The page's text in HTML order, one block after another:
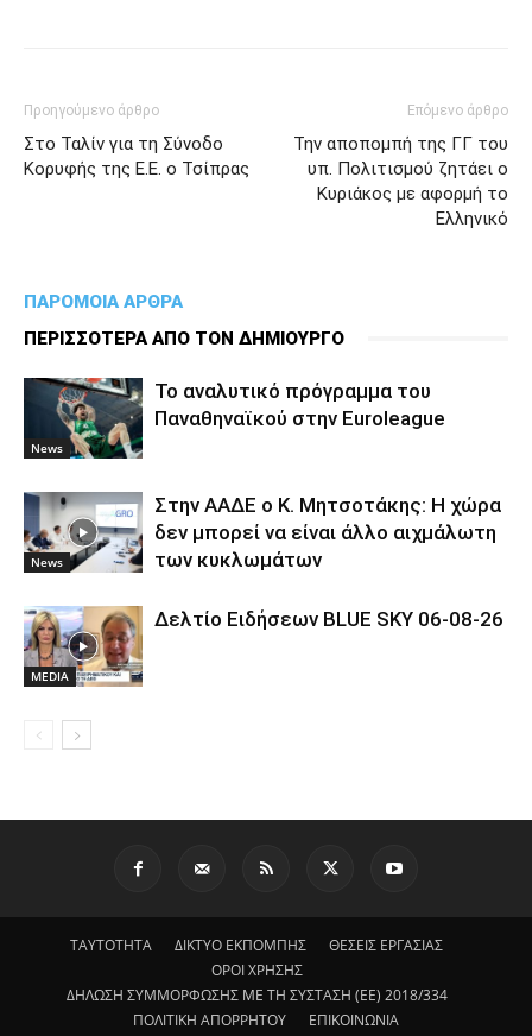
Προηγούμενο άρθρο
Στο Ταλίν για τη Σύνοδο
Κορυφής της Ε.Ε. ο Τσίπρας
Επόμενο άρθρο
Την αποπομπή της ΓΓ του
υπ. Πολιτισμού ζητάει ο
Κυριάκος με αφορμή το
Ελληνικό
ΠΑΡΟΜΟΙΑ ΑΡΘΡΑ
ΠΕΡΙΣΣΟΤΕΡΑ ΑΠΟ ΤΟΝ ΔΗΜΙΟΥΡΓΟ
News
To αναλυτικό πρόγραμμα του
Παναθηναϊκού στην Euroleague
News
Στην ΑΑΔΕ ο Κ. Μητσοτάκης: Η χώρα
δεν μπορεί να είναι άλλο αιχμάλωτη
των κυκλωμάτων
MEDIA
Δελτίο Ειδήσεων BLUE SKY 06-08-26
ΤΑΥΤΟΤΗΤΑ ΔΙΚΤΥΟ ΕΚΠΟΜΠΗΣ
ΘΕΣΕΙΣ ΕΡΓΑΣΙΑΣ
ΟΡΟΙ ΧΡΗΣΗΣ
ΔΗΛΩΣΗ ΣΥΜΜΟΡΦΩΣΗΣ ΜΕ ΤΗ ΣΥΣΤΑΣΗ (ΕΕ) 2018/334
ΠΟΛΙΤΙΚΗ ΑΠΟΡΡΗΤΟΥ
ΕΠΙΚΟΙΝΩΝΙΑ